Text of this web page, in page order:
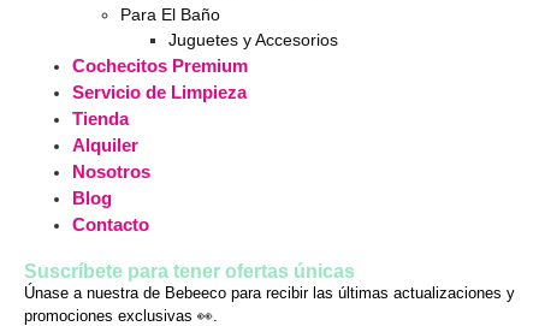
Para El Baño
Juguetes y Accesorios
Cochecitos Premium
Servicio de Limpieza
Tienda
Alquiler
Nosotros
Blog
Contacto
Suscríbete para tener ofertas únicas
Únase a nuestra de Bebeeco para recibir las últimas actualizaciones y
promociones exclusivas 👀.